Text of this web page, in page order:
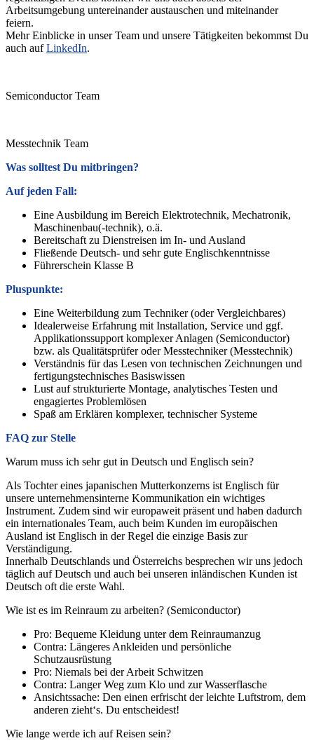
Arbeitsumgebung untereinander austauschen und miteinander
feiern.
Mehr Einblicke in unser Team und unsere Tätigkeiten bekommst Du
auch aufLinkedIn.
Semiconductor Team
Messtechnik Team
Was solltest Du mitbringen?
Auf jeden Fall:
Eine Ausbildung im Bereich Elektrotechnik, Mechatronik,
Maschinenbau(-technik), o.ä.
Bereitschaft zu Dienstreisen im In- und Ausland
Fließende Deutsch- und sehr gute Englischkenntnisse
Führerschein Klasse B
Pluspunkte:
Eine Weiterbildung zum Techniker (oder Vergleichbares)
Idealerweise Erfahrung mit Installation, Service und ggf.
Applikationssupport komplexer Anlagen (Semiconductor)
bzw. als Qualitätsprüfer oder Messtechniker (Messtechnik)
Verständnis für das Lesen von technischen Zeichnungen und
fertigungstechnisches Basiswissen
Lust auf strukturierte Montage, analytisches Testen und
engagiertes Problemlösen
Spaß am Erklären komplexer, technischer Systeme
FAQ zur Stelle
Warum muss ich sehr gut in Deutsch und Englisch sein?
Als Tochter eines japanischen Mutterkonzerns ist Englisch für
unsere unternehmensinterne Kommunikation ein wichtiges
Instrument. Zudem sind wir europaweit präsent und haben dadurch
ein internationales Team, auch beim Kunden im europäischen
Ausland ist Englisch in der Regel die einzige Basis zur
Verständigung.
Innerhalb Deutschlands und Österreichs besprechen wir uns jedoch
täglich auf Deutsch und auch bei unseren inländischen Kunden ist
Deutsch oft die erste Wahl.
Wie ist es im Reinraum zu arbeiten? (Semiconductor)
Pro: Bequeme Kleidung unter dem Reinraumanzug
Contra: Längeres Ankleiden und persönliche
Schutzausrüstung
Pro: Niemals bei der Arbeit Schwitzen
Contra: Langer Weg zum Klo und zur Wasserflasche
Ansichtssache: Den einen erfrischt der leichte Luftstrom, dem
anderen zieht‘s. Du entscheidest!
Wie lange werde ich auf Reisen sein?